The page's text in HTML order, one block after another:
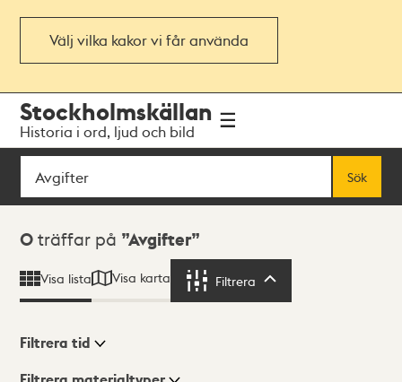
Välj vilka kakor vi får använda
navigationen
huvudinnehållet
Stockholmskällan
Historia i ord, ljud och bild
Sök
Sök
Sökresultat
0 träffar på Avgifter
Visa lista Visa karta Filtrera
Filtrera tid